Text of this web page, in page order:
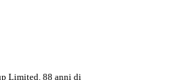
Limited. 88 anni di